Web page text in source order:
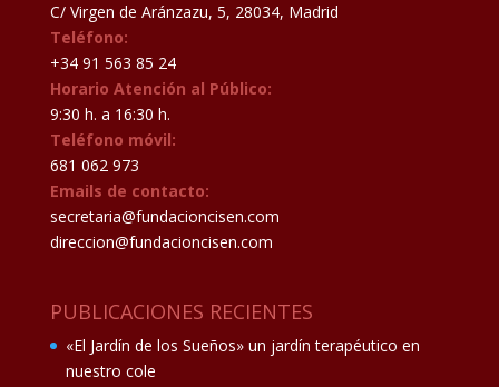
C/ Virgen de Aránzazu, 5, 28034, Madrid
Teléfono:
+34 91 563 85 24
Horario Atención al Público:
9:30 h. a 16:30 h.
Teléfono móvil:
681 062 973
Emails de contacto:
secretaria@fundacioncisen.com
direccion@fundacioncisen.com
PUBLICACIONES RECIENTES
«El Jardín de los Sueños» un jardín terapéutico en
nuestro cole